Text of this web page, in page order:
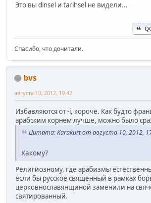
Это вы dinsel и tarihsel не видели...
Спасибо, что дочитали.
bvs
августа 10, 2012, 19:42
Избавляются от -i, короче. Как будто
арабским корнем лучше, можно было
Цитата: Karakurt от августа 10, 2012,
Какому?
Религиозному, где арабизмы
если бы русское священный в рамках
церковнославянщиной заменили на
святированный.